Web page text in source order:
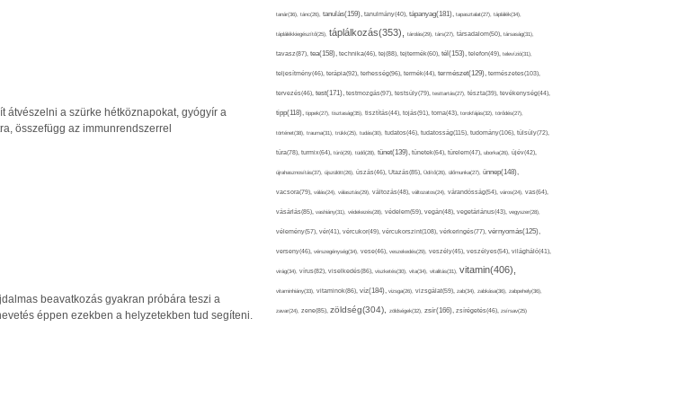
átvészelni a szürke hétköznapokat, gyógyír a
összefügg az immunrendszerrel
beavatkozás gyakran próbára teszi a
éppen ezekben a helyzetekben tud segíteni.
tanár(36), tánc(26), tanulás(159), tanulmány(40), tápanyag(181), tapasztalat(27), táplálék(34),
táplálékkiegészítő(25), táplálkozás(353), tárolás(29), társ(27), társadalom(50), társaság(31),
tavasz(87), tea(158), technika(46), tej(88), tejtermék(60), tél(153), telefon(49), televízió(31),
teljesítmény(46), terápia(92), terhesség(96), termék(44), természet(129), természetes(103),
tervezés(46), test(171), testmozgás(97), testsúly(79), testtartás(27), tészta(39), tevékenység(44),
tipp(118), tippek(27), tisztaság(35), tisztítás(44), tojás(91), torna(43), torokfájás(32), törődés(27),
történet(38), trauma(31), trükk(25), tudás(30), tudatos(46), tudatosság(115), tudomány(106), túlsúly(72),
túra(78), turmix(64), túró(29), tüdő(28), tünet(139), tünetek(64), türelem(47), uborka(26), újév(42),
újrahasznosítás(37), újszülött(26), úszás(46), Utazás(85), Üdítő(26), ülőmunka(27), ünnep(148),
vacsora(79), válás(24), választás(29), változás(48), változatos(24), várandósság(54), város(24), vas(64),
vásárlás(85), vashiány(31), védekezés(28), védelem(59), vegán(48), vegetáriánus(43), vegyszer(28),
vélemény(57), vér(41), vércukor(49), vércukorszint(108), vérkeringés(77), vérnyomás(125),
verseny(46), vérszegénység(34), vese(46), veszekedés(29), veszély(45), veszélyes(54), világháló(41),
virág(34), vírus(82), viselkedés(86), viszketés(30), vita(34), vitalitás(31), vitamin(406),
vitaminhiány(33), vitaminok(86), víz(184), vizsga(26), vizsgálat(59), zab(34), zabkása(36), zabpehely(36),
zavar(24), zene(85), zöldség(304), zöldségek(32), zsír(166), zsírégetés(46), zsírsav(25)